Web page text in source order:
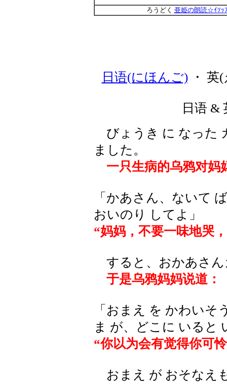
ろうどく 亜姫の朗読☆ｲｿｯ
日语(にほんご)・ 英(
日语 &
びょうき に なった
ました。
一只生病的乌鸦对妈
「かあさん、ないて
おいのり してよ」
“妈妈，不要一味地哭
すると、おかあさん
于是乌鸦妈妈说道：
「おまえ を かわい
ま が、どこに いると
“你以为会有觉得你可
おまえ が おそなえ